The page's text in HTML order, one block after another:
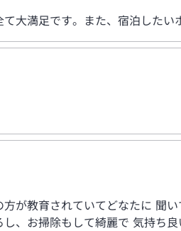
大満足です。また、宿泊したい
が教育されていてどなたに 聞
、お掃除もして綺麗で 気持ち良